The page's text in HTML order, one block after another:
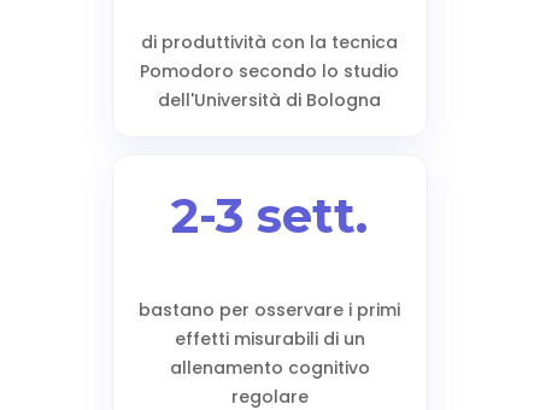
di produttività con la tecnica
Pomodoro secondo lo studio
dell'Università di Bologna
2-3 sett.
bastano per osservare i primi
effetti misurabili di un
allenamento cognitivo
regolare